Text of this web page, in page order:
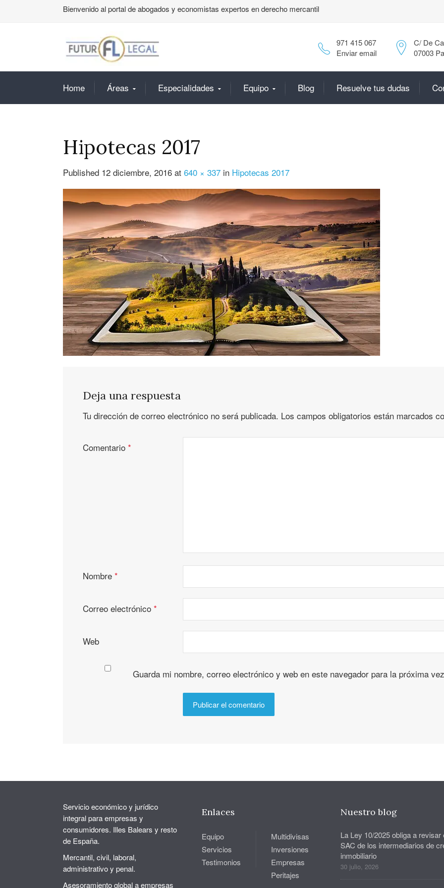
Bienvenido al portal de abogados y economistas expertos en derecho mercantil
C/ De
07003
971 415 067
Enviar email
Home Áreas Especialidades Equipo Blog Resuelve tus dudas
Hipotecas 2017
Published 12 diciembre, 2016 at 640 × 337 in Hipotecas 2017
Deja una respuesta
Tu dirección de correo electrónico no será publicada. Los campos obligatorios están marcados
Comentario *
Nombre *
Correo electrónico *
Web
Guarda mi nombre, correo electrónico y web en este navegador para la próxima
Servicio económico y jurídico
integral para empresas y
consumidores. Illes Balears y resto
de España.
Mercantil, civil, laboral,
administrativo y penal.
Asesoramiento global a empresas
Enlaces
Equipo
Servicios
Testimonios
Multidivisas
Inversiones
Empresas
Peritajes
Nuestro blog
La Ley 10/2025 obliga a revisar
SAC de los intermediarios de
inmobiliario
30 julio, 2026